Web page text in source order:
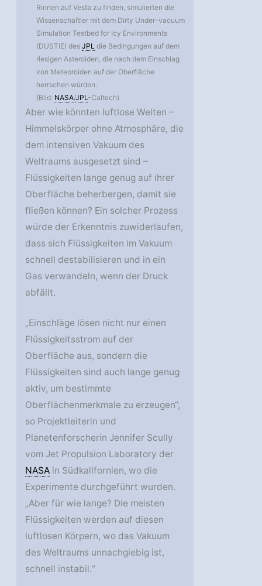
Rinnen auf Vesta zu finden, simulierten die
Wissenschaftler mit dem Dirty Under-vacuum
Simulation Testbed for Icy Environments
(DUSTIE) desJPL die Bedingungen auf dem
riesigen Asteroiden, die nach dem Einschlag
von Meteoroiden auf der Oberfläche
herrschen würden.
(Bild: NASA/JPL -Caltech)
Aber wie könnten luftlose Welten –
Himmelskörper ohne Atmosphäre, die
dem intensiven Vakuum des
Weltraums ausgesetzt sind –
Flüssigkeiten lange genug auf ihrer
Oberfläche beherbergen, damit sie
fließen können? Ein solcher Prozess
würde der Erkenntnis zuwiderlaufen,
dass sich Flüssigkeiten im Vakuum
schnell destabilisieren und in ein
Gas verwandeln, wenn der Druck
abfällt.
„Einschläge lösen nicht nur einen
Flüssigkeitsstrom auf der
Oberfläche aus, sondern die
Flüssigkeiten sind auch lange genug
aktiv, um bestimmte
Oberflächenmerkmale zu erzeugen“,
so Projektleiterin und
Planetenforscherin Jennifer Scully
vom Jet Propulsion Laboratory der
NASA in Südkalifornien, wo die
Experimente durchgeführt wurden.
„Aber für wie lange? Die meisten
Flüssigkeiten werden auf diesen
luftlosen Körpern, wo das Vakuum
des Weltraums unnachgiebig ist,
schnell instabil.“